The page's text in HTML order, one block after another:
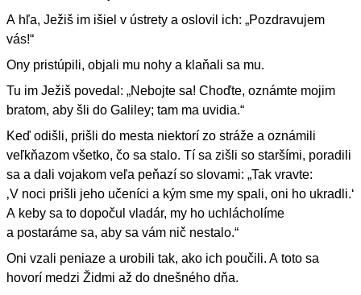
A hľa, Ježiš im išiel v ústrety a oslovil ich: „Pozdravujem
vás!“
Ony pristúpili, objali mu nohy a klaňali sa mu.
Tu im Ježiš povedal: „Nebojte sa! Choďte, oznámte mojim
bratom, aby šli do Galiley; tam ma uvidia.“
Keď odišli, prišli do mesta niektorí zo stráže a oznámili
veľkňazom všetko, čo sa stalo. Tí sa zišli so staršími, poradili
sa a dali vojakom veľa peňazí so slovami: „Tak vravte:
‚V noci prišli jeho učeníci a kým sme my spali, oni ho ukradli.‘
A keby sa to dopočul vladár, my ho uchlácholíme
a postaráme sa, aby sa vám nič nestalo.“
Oni vzali peniaze a urobili tak, ako ich poučili. A toto sa
hovorí medzi Židmi až do dnešného dňa.